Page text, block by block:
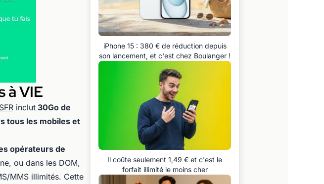
à VIE
inclut 30Go de
tous les mobiles et
opérateurs de
ou dans les DOM,
MMS illimités. Cette
iPhone 15 : 380 € de réduction depuis
son lancement, et c'est chez Boulanger !
Il coûte seulement 1,49 € et c'est le
forfait illimité le moins cher